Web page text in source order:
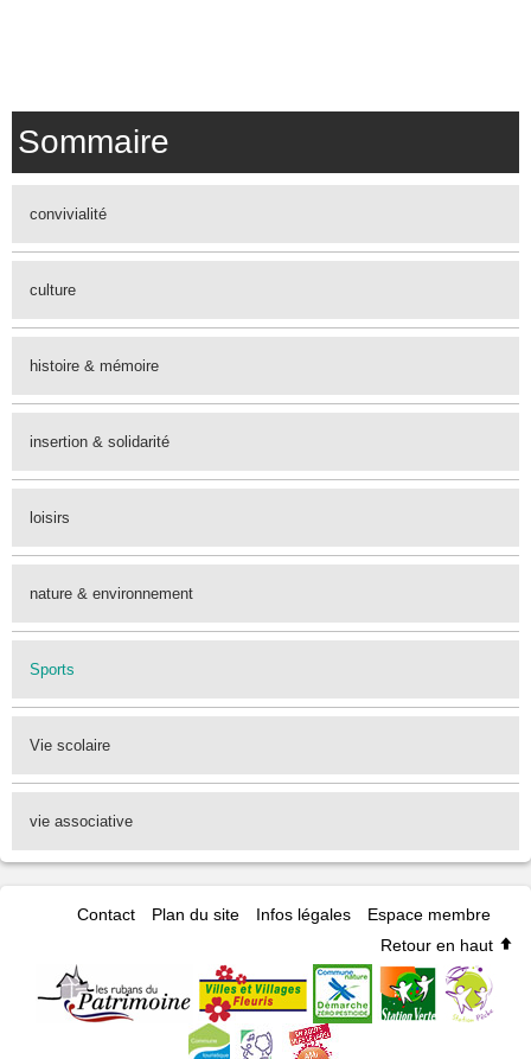
Sommaire
convivialité
culture
histoire & mémoire
insertion & solidarité
loisirs
nature & environnement
Sports
Vie scolaire
vie associative
Contact Plan du site Infos légales
Espace membre
Retour en haut